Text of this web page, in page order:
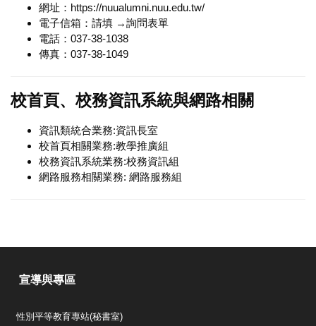
網址： https://nuualumni.nuu.edu.tw/
電子信箱：請填 →詢問表單
電話：037-38-1038
傳真：037-38-1049
校首頁、校務資訊系統與網路相關
資訊類統合業務:資訊長室
校首頁相關業務:教學推廣組
校務資訊系統業務:校務資訊組
網路服務相關業務: 網路服務組
宣導與專區
性別平等教育專站(秘書室)